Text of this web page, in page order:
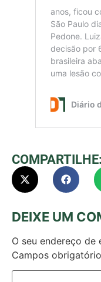
COMPARTILHE:
DEIXE UM
O seu endereço de
Campos